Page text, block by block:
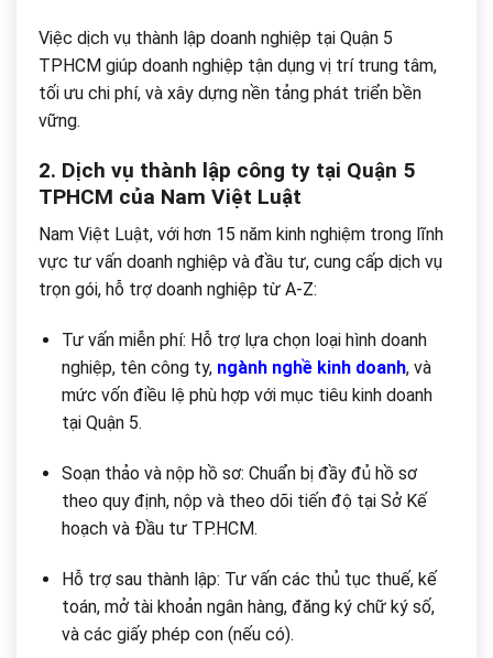
Việc dịch vụ thành lập doanh nghiệp tại Quận 5
TPHCM giúp doanh nghiệp tận dụng vị trí trung tâm,
tối ưu chi phí, và xây dựng nền tảng phát triển bền
vững.
2. Dịch vụ thành lập công ty tại Quận 5
TPHCM của Nam Việt Luật
Nam Việt Luật, với hơn 15 năm kinh nghiệm trong lĩnh
vực tư vấn doanh nghiệp và đầu tư, cung cấp dịch vụ
trọn gói, hỗ trợ doanh nghiệp từ A-Z:
Tư vấn miễn phí: Hỗ trợ lựa chọn loại hình doanh
nghiệp, tên công ty, ngành nghề kinh doanh, và
mức vốn điều lệ phù hợp với mục tiêu kinh doanh
tại Quận 5.
Soạn thảo và nộp hồ sơ: Chuẩn bị đầy đủ hồ sơ
theo quy định, nộp và theo dõi tiến độ tại Sở Kế
hoạch và Đầu tư TP.HCM.
Hỗ trợ sau thành lập: Tư vấn các thủ tục thuế, kế
toán, mở tài khoản ngân hàng, đăng ký chữ ký số,
và các giấy phép con (nếu có).